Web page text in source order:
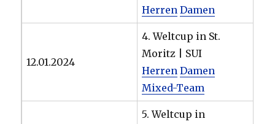
Herren Damen
12.01.2024
4. Weltcup in St.
Moritz | SUI
Herren Damen
Mixed-Team
5. Weltcup in